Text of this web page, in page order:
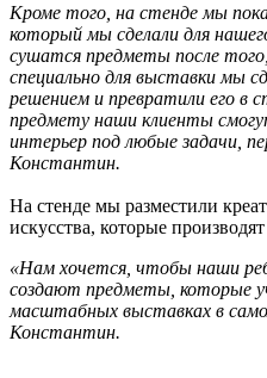
Кроме того, на стенде мы
который мы сделали для
сушатся предметы после
специально для выставки мы
решением и превратили его в
предмету наши клиенты
интерьер под любые задачи,
Константин.
На стенде мы разместили
искусства, которые
«Нам хочется, чтобы наши
создают предметы, которые
масштабных выставках в
Константин.